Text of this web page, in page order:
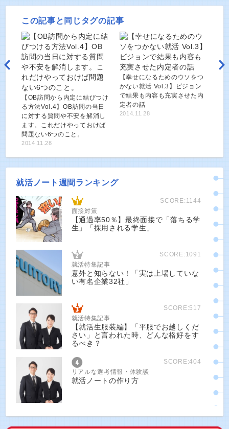
この記事と同じタグの記事
【OB訪問から内定に結びつけ
る方法Vol.4】OB訪問の当日
に対する質問や不安を解消し
ます。これだけやっておけば
問題ない6つのこと。
2014.11.28
【幸せになるためのウソをつ
かない就活 Vol.3】ビジョン
で結果も内容も充実させた内
定者の話
2014.11.28
就活ノート週間ランキング
SCORE:1144
面接対策
【通過率50％】最終面接で「落ちる学
生」「採用される学生」
SCORE:1091
就活特集記事
意外と知らない！「実は上場していな
い有名企業32社」
SCORE:517
就活特集記事
【就活生服装編】「平服でお越しくだ
さい」と言われた時、どんな格好をす
るべき？
SCORE:404
リアルな選考情報・体験談
就活ノートの作り方